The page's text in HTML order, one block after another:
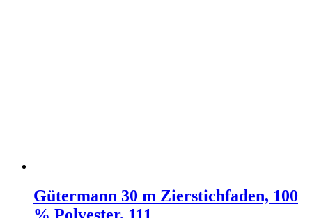
Gütermann 30 m Zierstichfaden, 100